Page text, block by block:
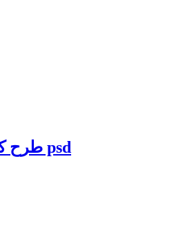
طرح کاغذ کتیبه و کاهی psd